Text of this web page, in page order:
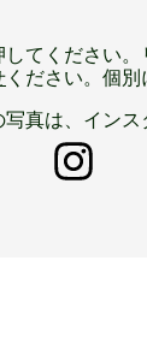
てください
ください。個別
真は、インス